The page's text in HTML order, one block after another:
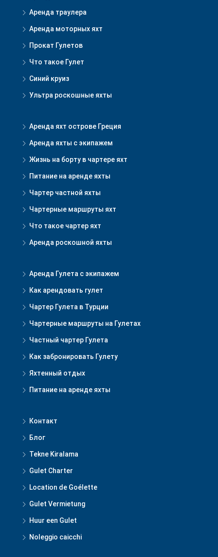
Аренда траулера
Аренда моторных яхт
Прокат Гулетов
Что такое Гулет
Синий круиз
Ультра роскошные яхты
Аренда яхт острове Греция
Аренда яхты с экипажем
Жизнь на борту в чартере яхт
Питание на аренде яхты
Чартер частной яхты
Чартерные маршруты яхт
Что такое чартер яхт
Аренда роскошной яхты
Аренда Гулета с экипажем
Как арендовать гулет
Чартер Гулета в Турции
Чартерные маршруты на Гулетах
Частный чартер Гулета
Как забронировать Гулету
Яхтенный отдых
Питание на аренде яхты
Контакт
Блог
Tekne Kiralama
Gulet Charter
Location de Goélette
Gulet Vermietung
Huur een Gulet
Noleggio caicchi